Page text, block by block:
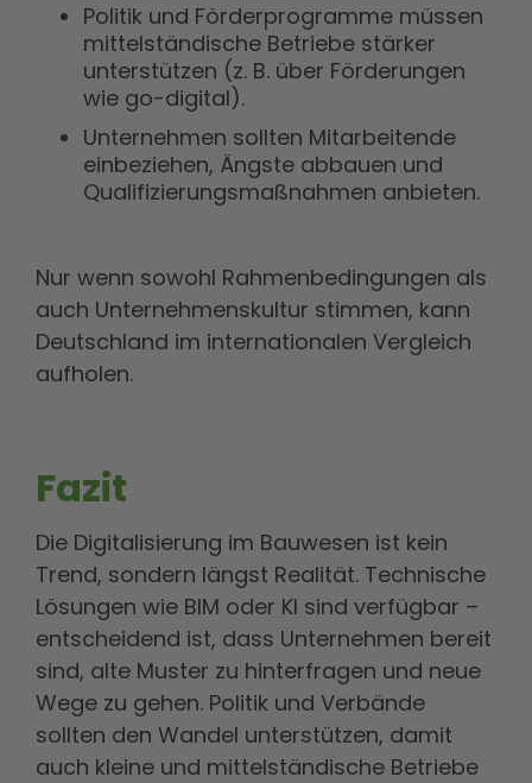
Politik und Förderprogramme müssen
mittelständische Betriebe stärker
unterstützen (z. B. über Förderungen
wie go-digital).
Unternehmen sollten Mitarbeitende
einbeziehen, Ängste abbauen und
Qualifizierungsmaßnahmen anbieten.
Nur wenn sowohl Rahmenbedingungen als
auch Unternehmenskultur stimmen, kann
Deutschland im internationalen Vergleich
aufholen.
Fazit
Die Digitalisierung im Bauwesen ist kein
Trend, sondern längst Realität. Technische
Lösungen wie BIM oder KI sind verfügbar –
entscheidend ist, dass Unternehmen bereit
sind, alte Muster zu hinterfragen und neue
Wege zu gehen. Politik und Verbände
sollten den Wandel unterstützen, damit
auch kleine und mittelständische Betriebe